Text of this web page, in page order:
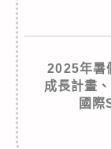
2025年暑
成長計畫
國際